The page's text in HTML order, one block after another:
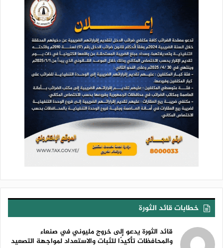
خطابات قائد الثورة
قائد الثورة يدعو إلى خروج مليوني في صنعاء
والمحافظات تأكيدًا للثبات والاستعداد لمواجهة التصعيد